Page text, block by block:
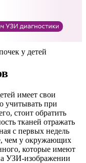
у детей
имеет свои
учитывать при
стоит обратить
тканей отражать
с первых недель
чем у окружающих
которые имеют
УЗИ-изображении